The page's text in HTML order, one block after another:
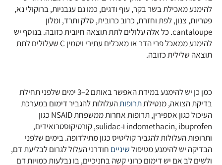
להימנע מאכילת בשר בקר, עוף ודגים, כמו גם עגבניות, ברוקולי נא,
פטריות, צנון, לפת וחזרת, כרוב כרובית, סלק ותרד, ומלון
cantaloupe. כל אלה עלולים לתת תוצאה חיובית כזובה. בנוסף יש
להימנע ממאכל פרי הדר או מאכלים עתירי ויטמין C שעלולים לתת
תוצאה שלילית כזובה.
כמן כן יש להימנע במידת האפשר באותם 2–3 ימים שלפני תחילת
בדיקת הצואה, מנטילתתרופותהעלולות להגביר דימום במערכת
העיכול כגון אספירין, תרופות אחרות ממשפחת NSAID כגון
indomethacin, ibuprofen ו-sulidac, קורטיקוסטרואידים,
ותרופות העלולות להגביר קוליטיס כגון מתילדופה. בימים שלפני
הבדיקה יש להימנע מטיפולשיניים חודרני העלול לגרום לבליעת דם,
ולשים לב אם יש דימום כרוני קשה בחניכיים, בו נבלעות כמויות דם